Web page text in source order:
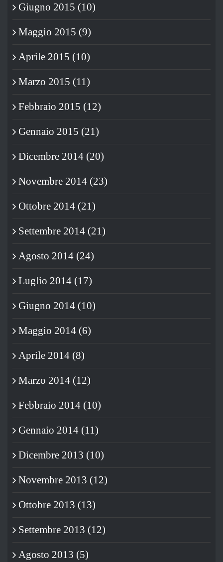
Giugno 2015 (10)
Maggio 2015 (9)
Aprile 2015 (10)
Marzo 2015 (11)
Febbraio 2015 (12)
Gennaio 2015 (21)
Dicembre 2014 (20)
Novembre 2014 (23)
Ottobre 2014 (21)
Settembre 2014 (21)
Agosto 2014 (24)
Luglio 2014 (17)
Giugno 2014 (10)
Maggio 2014 (6)
Aprile 2014 (8)
Marzo 2014 (12)
Febbraio 2014 (10)
Gennaio 2014 (11)
Dicembre 2013 (10)
Novembre 2013 (12)
Ottobre 2013 (13)
Settembre 2013 (12)
Agosto 2013 (5)